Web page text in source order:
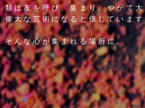
類は友を呼び、集まり、やがて
偉大な芸術になると信じていま
そんな心が集まれる場所に。